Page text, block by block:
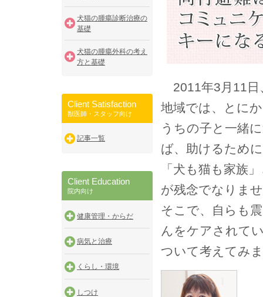
犬猫の腫瘍診断治療の
基礎
犬猫の腫瘍外科の考え
方と基礎
Client Satisfaction
獣医師・スタッフ向け
記事一覧
Client Education
院内向け
健康管理・からだ
病気と治療
くらし・環境
しつけ
2011年3月11日
地域では、とに
うちの子と一緒
ば、助けるため
「犬も猫も家族
が残念でなりま
そこで、自らも
んをケアされて
ついて考えてみ